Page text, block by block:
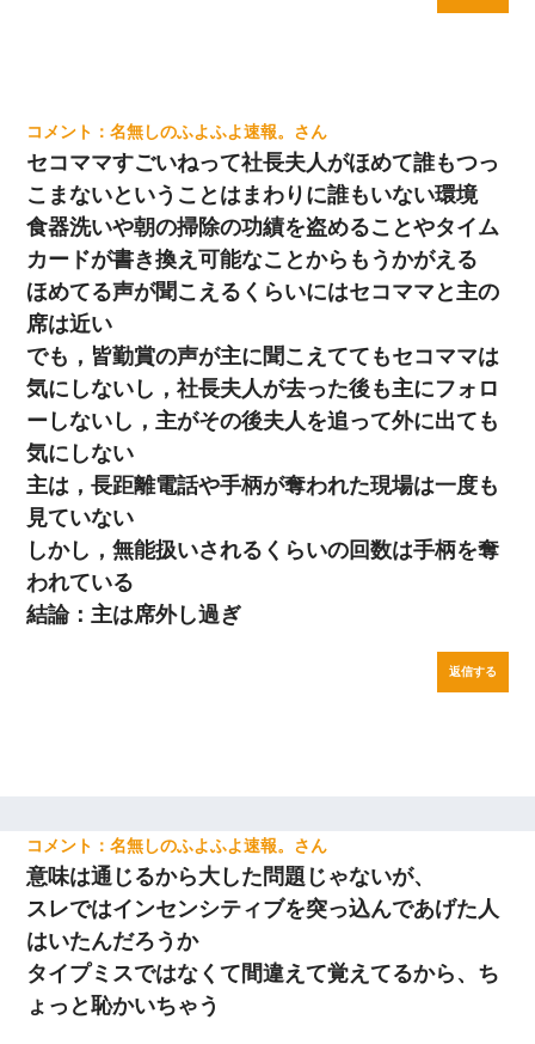
名無しのふよふよ速報。
セコママすごいねって社長夫人がほめて誰もつっ
こまないということはまわりに誰もいない環境
食器洗いや朝の掃除の功績を盗めることやタイム
カードが書き換え可能なことからもうかがえる
ほめてる声が聞こえるくらいにはセコママと主の
席は近い
でも，皆勤賞の声が主に聞こえててもセコママは
気にしないし，社長夫人が去った後も主にフォロ
ーしないし，主がその後夫人を追って外に出ても
気にしない
主は，長距離電話や手柄が奪われた現場は一度も
見ていない
しかし，無能扱いされるくらいの回数は手柄を奪
われている
結論：主は席外し過ぎ
返信する
名無しのふよふよ速報。
意味は通じるから大した問題じゃないが、
スレではインセンシティブを突っ込んであげた人
はいたんだろうか
タイプミスではなくて間違えて覚えてるから、ち
ょっと恥かいちゃう